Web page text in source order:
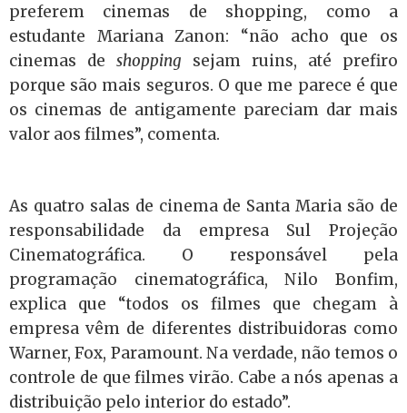
preferem cinemas de shopping, como a
estudante Mariana Zanon: “não acho que os
cinemas de shopping sejam ruins, até prefiro
porque são mais seguros. O que me parece é que
os cinemas de antigamente pareciam dar mais
valor aos filmes”, comenta.
As quatro salas de cinema de Santa Maria são de
responsabilidade da empresa Sul Projeção
Cinematográfica. O responsável pela
programação cinematográfica, Nilo Bonfim,
explica que “todos os filmes que chegam à
empresa vêm de diferentes distribuidoras como
Warner, Fox, Paramount. Na verdade, não temos o
controle de que filmes virão. Cabe a nós apenas a
distribuição pelo interior do estado”.